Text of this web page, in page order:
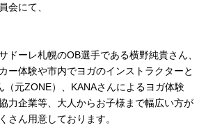
会にて、
ーレ札幌のOB選手である横野純貴さん、
ー体験や市内でヨガのインストラクターと
（元ZONE）、KANAさんによるヨガ体験
力企業等、大人からお子様まで幅広い方が
さん用意しております。